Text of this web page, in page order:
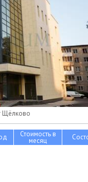
Щёлково
Стоимость в
месяц